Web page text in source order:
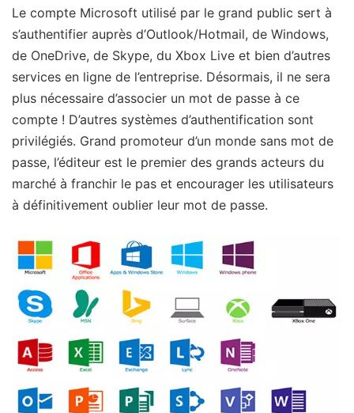
Le compte Microsoft utilisé par le grand public sert à
s’authentifier auprès d’Outlook/Hotmail, de Windows,
de OneDrive, de Skype, du Xbox Live et bien d’autres
services en ligne de l’entreprise. Désormais, il ne sera
plus nécessaire d’associer un mot de passe à ce
compte ! D’autres systèmes d’authentification sont
privilégiés. Grand promoteur d’un monde sans mot de
passe, l’éditeur est le premier des grands acteurs du
marché à franchir le pas et encourager les utilisateurs
à définitivement oublier leur mot de passe.